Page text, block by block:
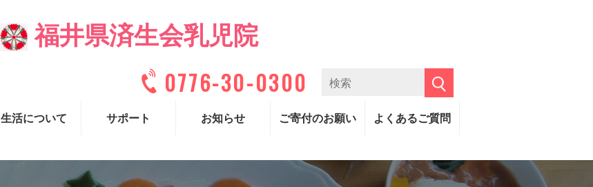
福井県済生会乳児院
0776-30-0300
生活について サポート お知らせ ご寄付のお願い よくあるご質問